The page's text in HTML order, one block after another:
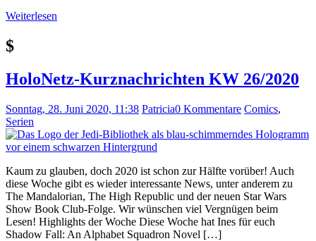
Weiterlesen
$
HoloNetz-Kurznachrichten KW 26/2020
Sonntag, 28. Juni 2020, 11:38 Patricia0 Kommentare Comics,
Serien
Kaum zu glauben, doch 2020 ist schon zur Hälfte vorüber! Auch
diese Woche gibt es wieder interessante News, unter anderem zu
The Mandalorian, The High Republic und der neuen Star Wars
Show Book Club-Folge. Wir wünschen viel Vergnügen beim
Lesen! Highlights der Woche Diese Woche hat Ines für euch
Shadow Fall: An Alphabet Squadron Novel […]